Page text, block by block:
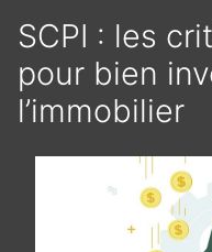
SCPI : les
pour bien
l’immobilier